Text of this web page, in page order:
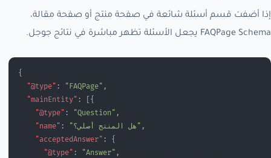
إذا أضفت قسم أسئلة شائعة في صفحة منتج أو صفحة مقالة،
FAQPage Schema يجعل الأسئلة تظهر مباشرة في نتائج جوجل.
{
  "@type"
: "FAQPage" ,
  "mainEntity"
: [{
    "@type"
: "Question" ,
    "name"
: "هل المنتج أصلي؟" ,
    "acceptedAnswer"
: {
      "@type"
: "Answer" ,